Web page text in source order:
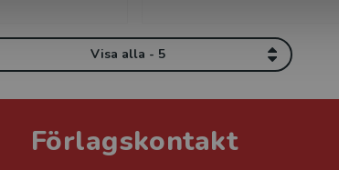
Visa alla - 5
Förlagskontakt